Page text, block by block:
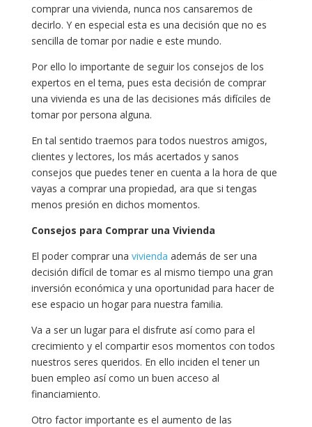
comprar una vivienda, nunca nos cansaremos de
decirlo. Y en especial esta es una decisión que no es
sencilla de tomar por nadie e este mundo.
Por ello lo importante de seguir los consejos de los
expertos en el tema, pues esta decisión de comprar
una vivienda es una de las decisiones más difíciles de
tomar por persona alguna.
En tal sentido traemos para todos nuestros amigos,
clientes y lectores, los más acertados y sanos
consejos que puedes tener en cuenta a la hora de que
vayas a comprar una propiedad, ara que si tengas
menos presión en dichos momentos.
Consejos para Comprar una Vivienda
El poder comprar una vivienda además de ser una
decisión difícil de tomar es al mismo tiempo una gran
inversión económica y una oportunidad para hacer de
ese espacio un hogar para nuestra familia.
Va a ser un lugar para el disfrute así como para el
crecimiento y el compartir esos momentos con todos
nuestros seres queridos. En ello inciden el tener un
buen empleo así como un buen acceso al
financiamiento.
Otro factor importante es el aumento de las